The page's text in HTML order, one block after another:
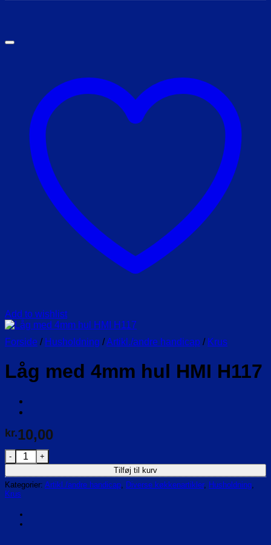
Add to wishlist
Forside / Husholdning /Artikl./andre handicap / Krus
Låg med 4mm hul HMI H117
kr.10,00
Låg med 4mm hul HMI H117 antal
Tilføj til kurv
Kategorier: Artikl./andre handicap Diverse køkkenartikler, Husholdning
Krus